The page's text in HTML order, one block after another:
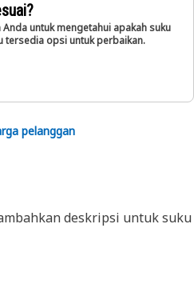
untuk mengetahui apakah suku
tersedia opsi untuk perbaikan.
pelanggan
deskripsi untuk suku